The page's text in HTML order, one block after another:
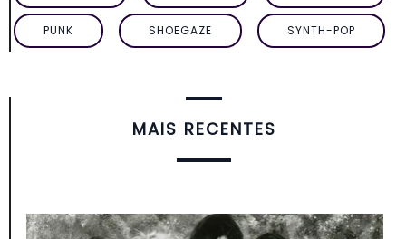
PUNK SHOEGAZE SYNTH-POP
MAIS RECENTES